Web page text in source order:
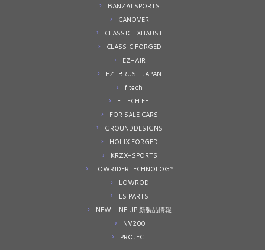
BANZAI SPORTS
CANOVER
CLASSIC EXHAUST
CLASSIC FORGED
EZ-AIR
EZ-BRUST JAPAN
fitech
FITECH EFI
FOR SALE CARS
GROUNDDESIGNS
HOLIX FORGED
KRZX-SPORTS
LOWRIDERTECHNOLOGY
LOWROD
LS PARTS
NEW LINE UP 新製品情報
NV200
PROJECT